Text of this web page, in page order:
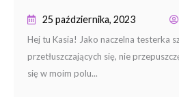
25 października, 2023
Hej tu Kasia! Jako naczelna testerka
przetłuszczających się, nie
się w moim polu...